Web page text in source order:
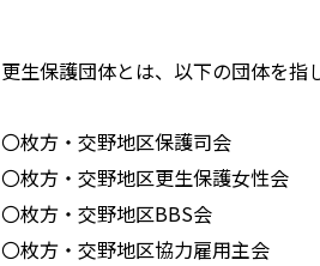
更生保護団体とは、以下の団体を指
〇枚方・交野地区保護司会
〇枚方・交野地区更生保護女性会
〇枚方・交野地区BBS会
〇枚方・交野地区協力雇用主会